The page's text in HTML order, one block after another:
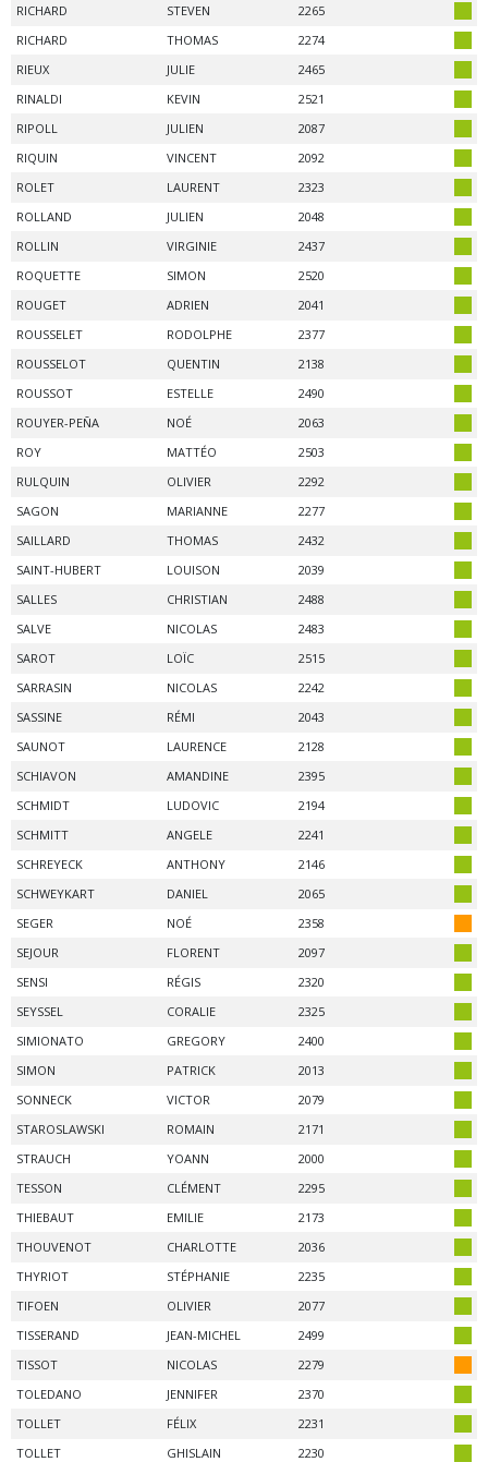
RICHARD
STEVEN
2265
RICHARD
THOMAS
2274
RIEUX
JULIE
2465
RINALDI
KEVIN
2521
RIPOLL
JULIEN
2087
RIQUIN
VINCENT
2092
ROLET
LAURENT
2323
ROLLAND
JULIEN
2048
ROLLIN
VIRGINIE
2437
ROQUETTE
SIMON
2520
ROUGET
ADRIEN
2041
ROUSSELET
RODOLPHE
2377
ROUSSELOT
QUENTIN
2138
ROUSSOT
ESTELLE
2490
ROUYER-PEÑA
NOÉ
2063
ROY
MATTÉO
2503
RULQUIN
OLIVIER
2292
SAGON
MARIANNE
2277
SAILLARD
THOMAS
2432
SAINT-HUBERT
LOUISON
2039
SALLES
CHRISTIAN
2488
SALVE
NICOLAS
2483
SAROT
LOÏC
2515
SARRASIN
NICOLAS
2242
SASSINE
RÉMI
2043
SAUNOT
LAURENCE
2128
SCHIAVON
AMANDINE
2395
SCHMIDT
LUDOVIC
2194
SCHMITT
ANGELE
2241
SCHREYECK
ANTHONY
2146
SCHWEYKART
DANIEL
2065
SEGER
NOÉ
2358
SEJOUR
FLORENT
2097
SENSI
RÉGIS
2320
SEYSSEL
CORALIE
2325
SIMIONATO
GREGORY
2400
SIMON
PATRICK
2013
SONNECK
VICTOR
2079
STAROSLAWSKI
ROMAIN
2171
STRAUCH
YOANN
2000
TESSON
CLÉMENT
2295
THIEBAUT
EMILIE
2173
THOUVENOT
CHARLOTTE
2036
THYRIOT
STÉPHANIE
2235
TIFOEN
OLIVIER
2077
TISSERAND
JEAN-MICHEL
2499
TISSOT
NICOLAS
2279
TOLEDANO
JENNIFER
2370
TOLLET
FÉLIX
2231
TOLLET
GHISLAIN
2230